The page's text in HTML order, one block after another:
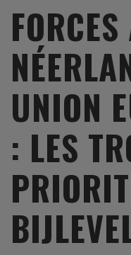
UNION
: LES